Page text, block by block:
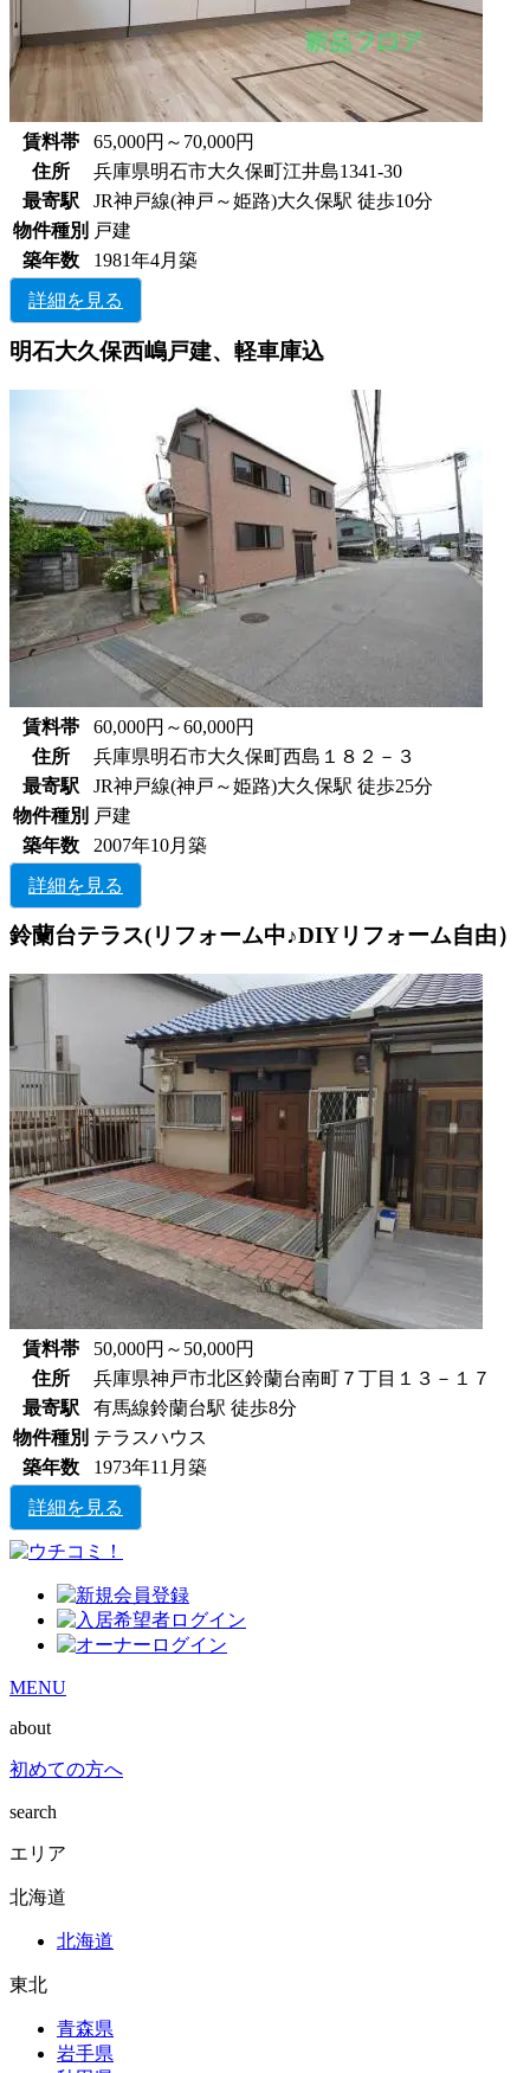
賃料帯
65,000円～70,000円
住所
兵庫県明石市大久保町江井島1341-30
最寄駅
JR神戸線(神戸～姫路)大久保駅 徒歩10分
物件種別 戸建
築年数
1981年4月築
詳細を見る
明石大久保西嶋戸建、軽車庫込
賃料帯
60,000円～60,000円
住所
兵庫県明石市大久保町西島１８２－３
最寄駅
JR神戸線(神戸～姫路)大久保駅 徒歩25分
物件種別 戸建
築年数
2007年10月築
詳細を見る
鈴蘭台テラス(リフォーム中♪DIYリフォーム自由）
賃料帯
50,000円～50,000円
住所
兵庫県神戸市北区鈴蘭台南町７丁目１３－１７
最寄駅
有馬線鈴蘭台駅 徒歩8分
物件種別 テラスハウス
築年数
1973年11月築
詳細を見る
MENU
about
初めての方へ
search
エリア
北海道
北海道
東北
青森県
岩手県